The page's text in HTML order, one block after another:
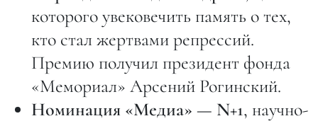
которого увековечить память о тех,
кто стал жертвами репрессий.
Премию получил президент фонда
«Мемориал» Арсений Рогинский.
Номинация «Медиа» — N+1, научно-